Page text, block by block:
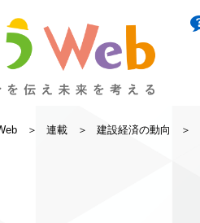
連載 建設経済の動向